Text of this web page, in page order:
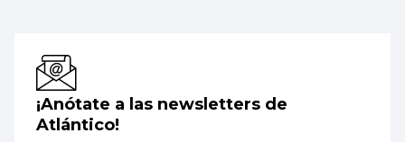
¡Anótate a las newsletters de
Atlántico!